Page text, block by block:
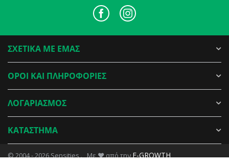
ΣΧΕΤΙΚΑ ΜΕ ΕΜΑΣ
ΟΡΟΙ ΚΑΙ ΠΛΗΡΟΦΟΡΙΕΣ
ΛΟΓΑΡΙΑΣΜΟΣ
ΚΑΤΑΣΤΗΜΑ
© 2004 - 2026 Sensities . Με ♥ από τηνE-GROWTH